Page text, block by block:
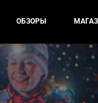
ОБЗОРЫ